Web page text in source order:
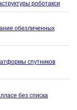
роботакси
обезличенных
спутников
без списка